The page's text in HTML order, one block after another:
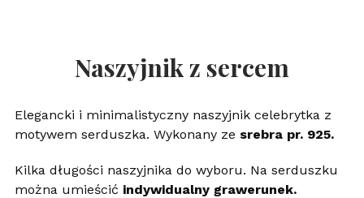
Naszyjnik z sercem
Elegancki i minimalistyczny naszyjnik celebrytka z
motywem serduszka. Wykonany ze srebra pr. 925.
Kilka długości naszyjnika do wyboru. Na serduszku
można umieścić indywidualny grawerunek.